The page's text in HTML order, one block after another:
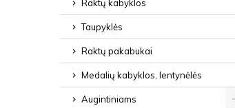
Raktų kabyklos
Taupyklės
Raktų pakabukai
Medalių kabyklos, lentynėlės
Augintiniams